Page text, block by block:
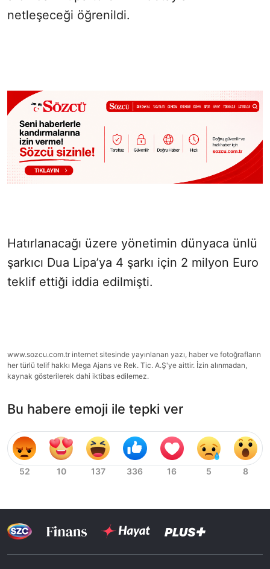
netleşeceği öğrenildi.
Hatırlanacağı üzere yönetimin dünyaca ünlü
şarkıcı Dua Lipa’ya 4 şarkı için 2 milyon Euro
teklif ettiği iddia edilmişti.
www.sozcu.com.tr internet sitesinde yayınlanan yazı, haber ve fotoğrafların
her türlü telif hakkı Mega Ajans ve Rek. Tic. A.Ş'ye aittir. İzin alınmadan,
kaynak gösterilerek dahi iktibas edilemez.
Bu habere emoji ile tepki ver